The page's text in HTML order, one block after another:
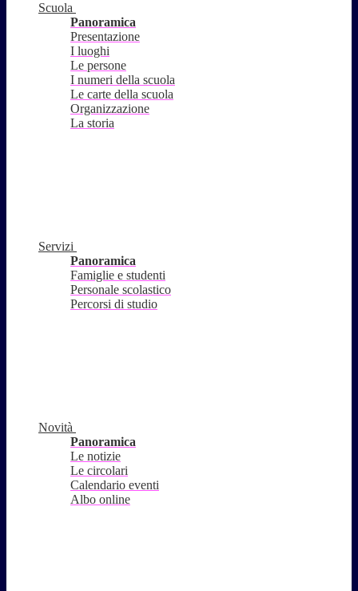
Scuola
Panoramica
Presentazione
I luoghi
Le persone
I numeri della scuola
Le carte della scuola
Organizzazione
La storia
Servizi
Panoramica
Famiglie e studenti
Personale scolastico
Percorsi di studio
Novità
Panoramica
Le notizie
Le circolari
Calendario eventi
Albo online